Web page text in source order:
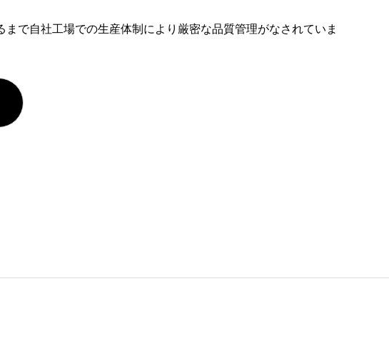
で自社工場での生産体制により厳密な品質管理がなされていま